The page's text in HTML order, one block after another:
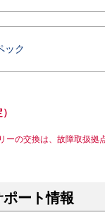
ック
の交換は、故障取扱拠
ート情報